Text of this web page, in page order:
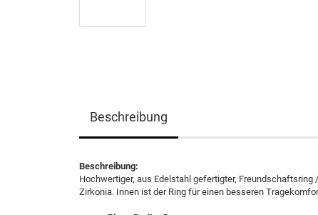
Beschreibung
Beschreibung:
Hochwertiger, aus Edelstahl gefertigter,
Zirkonia. Innen ist der Ring für einen besseren